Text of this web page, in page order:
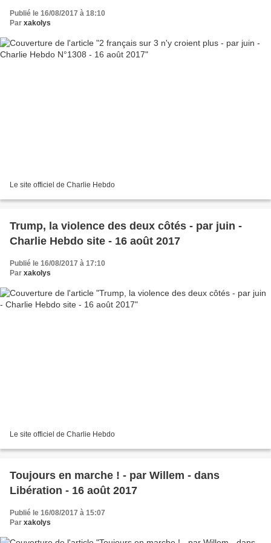
Publié le 16/08/2017 à 18:10
Par xakolys
Le site officiel de Charlie Hebdo
Trump, la violence des deux côtés - par juin -
Charlie Hebdo site - 16 août 2017
Publié le 16/08/2017 à 17:10
Par xakolys
Le site officiel de Charlie Hebdo
Toujours en marche ! - par Willem - dans
Libération - 16 août 2017
Publié le 16/08/2017 à 15:07
Par xakolys